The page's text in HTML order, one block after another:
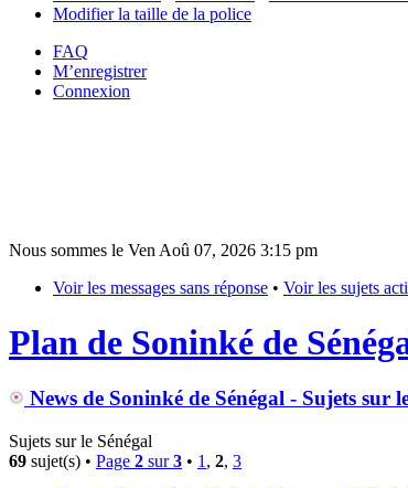
Modifier la taille de la police
FAQ
M’enregistrer
Connexion
Nous sommes le Ven Aoû 07, 2026 3:15 pm
Voir les messages sans réponse • Voir les sujets
Plan de Soninké de
News de Soninké de Sénégal - Sujets sur
Sujets sur le Sénégal
69 sujet(s) • Page 2 sur3 • 1 , 2, 3